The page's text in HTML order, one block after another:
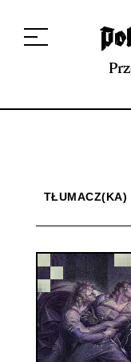
projekcie
Repozytorium XIX w.
TŁUMACZ(KA)